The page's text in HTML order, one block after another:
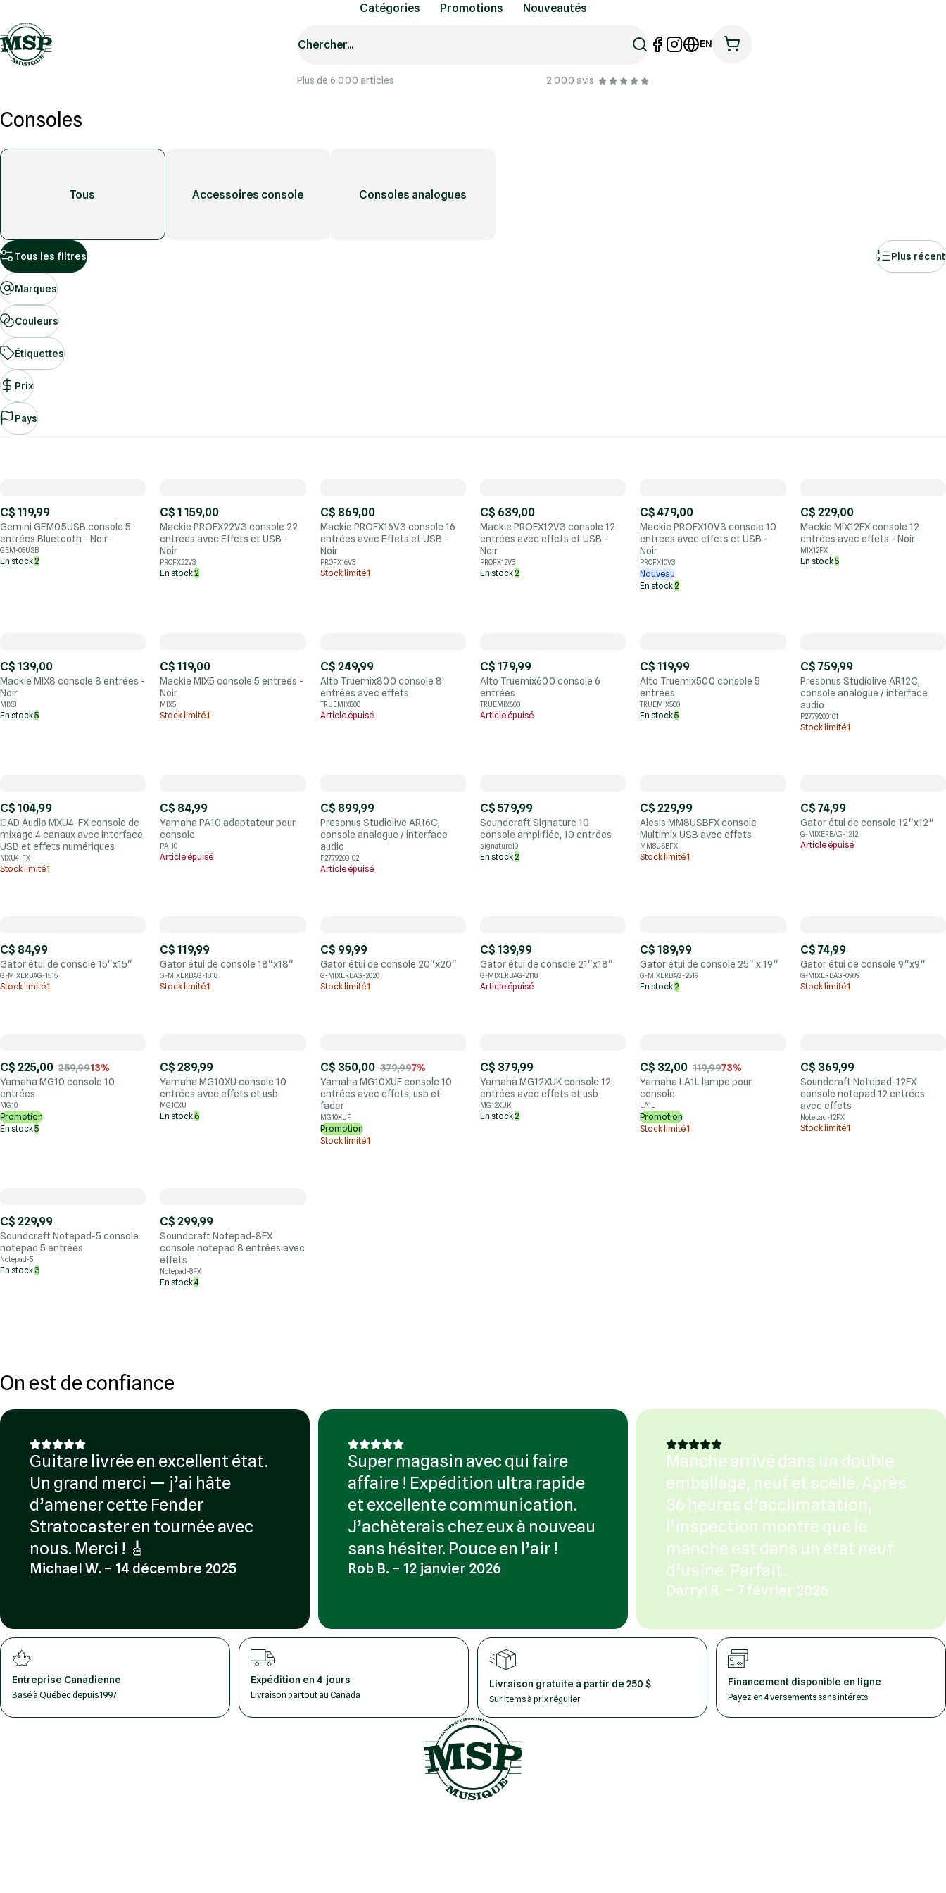
Catégories Promotions Nouveautés
Chercher...
Plus de 6 000 articles 2 000 avis
EN
Consoles
Tous Accessoires console Consoles analogues
Tous les filtres
Marques
Couleurs
Étiquettes
Prix
Pays
Plus récent
C$ 119,99
Gemini GEM05USB console 5
entrées Bluetooth - Noir
GEM-05USB
En stock2
C$ 1 159,00
Mackie PROFX22V3 console 22
entrées avec Effets et USB -
Noir
PROFX22V3
En stock2
C$ 869,00
Mackie PROFX16V3 console 16
entrées avec Effets et USB -
Noir
PROFX16V3
Stock limité1
C$ 639,00
Mackie PROFX12V3 console 12
entrées avec effets et USB -
Noir
PROFX12V3
En stock2
C$ 479,00
Mackie PROFX10V3 console 10
entrées avec effets et USB -
Noir
PROFX10V3
Nouveau
En stock2
C$ 229,00
Mackie MIX12FX console 12
entrées avec effets - Noir
MIX12FX
En stock5
C$ 139,00
Mackie MIX8 console 8 entrées -
Noir
MIX8
En stock5
C$ 119,00
Mackie MIX5 console 5 entrées -
Noir
MIX5
Stock limité1
C$ 249,99
Alto Truemix800 console 8
entrées avec effets
TRUEMIX800
Article épuisé
C$ 179,99
Alto Truemix600 console 6
entrées
TRUEMIX600
Article épuisé
C$ 119,99
Alto Truemix500 console 5
entrées
TRUEMIX500
En stock5
C$ 759,99
Presonus Studiolive AR12C,
console analogue / interface
audio
P2779200101
Stock limité1
C$ 104,99
CAD Audio MXU4-FX console de
mixage 4 canaux avec interface
USB et effets numériques
MXU4-FX
Stock limité1
C$ 84,99
Yamaha PA10 adaptateur pour
console
PA-10
Article épuisé
C$ 899,99
Presonus Studiolive AR16C,
console analogue / interface
audio
P2779200102
Article épuisé
C$ 579,99
Soundcraft Signature 10
console amplifiée, 10 entrées
signature10
En stock2
C$ 229,99
Alesis MM8USBFX console
Multimix USB avec effets
MM8USBFX
Stock limité1
C$ 74,99
Gator étui de console 12"x12"
G-MIXERBAG-1212
Article épuisé
C$ 84,99
Gator étui de console 15"x15"
G-MIXERBAG-1515
Stock limité1
C$ 119,99
Gator étui de console 18"x18"
G-MIXERBAG-1818
Stock limité1
C$ 99,99
Gator étui de console 20"x20"
G-MIXERBAG-2020
Stock limité1
C$ 139,99
Gator étui de console 21"x18"
G-MIXERBAG-2118
Article épuisé
C$ 189,99
Gator étui de console 25" x 19"
G-MIXERBAG-2519
En stock2
C$ 74,99
Gator étui de console 9"x9"
G-MIXERBAG-0909
Stock limité1
C$ 225,00 259,9913%
Yamaha MG10 console 10
entrées
MG10
Promotion
En stock5
C$ 289,99
Yamaha MG10XU console 10
entrées avec effets et usb
MG10XU
En stock6
C$ 350,00 379,997%
Yamaha MG10XUF console 10
entrées avec effets, usb et
fader
MG10XUF
Promotion
Stock limité1
C$ 379,99
Yamaha MG12XUK console 12
entrées avec effets et usb
MG12XUK
En stock2
C$ 32,00 119,9973%
Yamaha LA1L lampe pour
console
LA1L
Promotion
Stock limité1
C$ 369,99
Soundcraft Notepad-12FX
console notepad 12 entrées
avec effets
Notepad-12FX
Stock limité1
C$ 229,99
Soundcraft Notepad-5 console
notepad 5 entrées
Notepad-5
En stock 3
C$ 299,99
Soundcraft Notepad-8FX
console notepad 8 entrées avec
effets
Notepad-8FX
En stock4
On est de confiance
Guitare livrée en excellent état.
Un grand merci — j’ai hâte
d’amener cette Fender
Stratocaster en tournée avec
nous. Merci ! 🎸
Michael W. – 14 décembre 2025
Super magasin avec qui faire
affaire ! Expédition ultra rapide
et excellente communication.
J’achèterais chez eux à nouveau
sans hésiter. Pouce en l’air !
Rob B. – 12 janvier 2026
Manche arrivé dans un double
emballage, neuf et scellé. Après
36 heures d’acclimatation,
l’inspection montre que le
manche est dans un état neuf
d’usine. Parfait.
Darryl R. – 7 février 2026
Entreprise Canadienne
Basé à Québec depuis 1997
Expédition en 4 jours
Livraison partout au Canada
Livraison gratuite à partir de 250 $
Sur items à prix régulier
Financement disponible en ligne
Payez en 4 versements sans intérets